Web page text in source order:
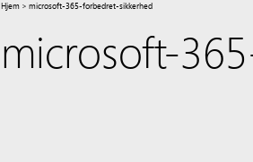
Hjem > microsoft-365-forbedret-sikkerhed
microsoft-